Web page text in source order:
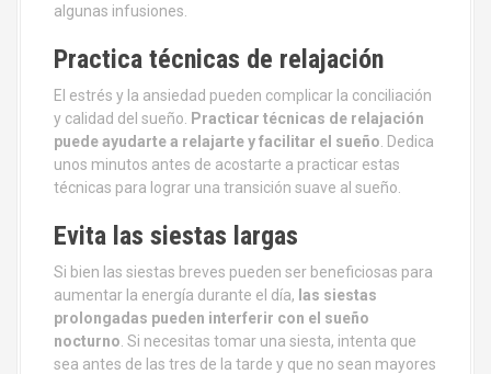
algunas infusiones.
Practica técnicas de relajación
El estrés y la ansiedad pueden complicar la conciliación
y calidad del sueño.
Practicar técnicas de relajación
puede ayudarte a relajarte y facilitar el sueño . Dedica
unos minutos antes de acostarte a practicar estas
técnicas para lograr una transición suave al sueño.
Evita las siestas largas
Si bien las siestas breves pueden ser beneficiosas para
aumentar la energía durante el día, las siestas
prolongadas pueden interferir con el sueño
nocturno . Si necesitas tomar una siesta, intenta que
sea antes de las tres de la tarde y que no sean mayores